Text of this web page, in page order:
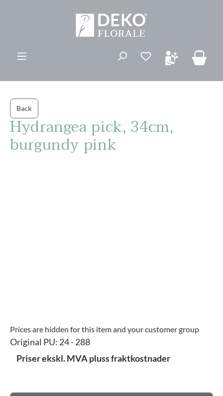
Du har 0
Back
Hydrangea pick, 34cm,
burgundy pink
Prices are hidden for this item and your customer group
Original PU: 24 - 288
Priser ekskl. MVA pluss fraktkostnader